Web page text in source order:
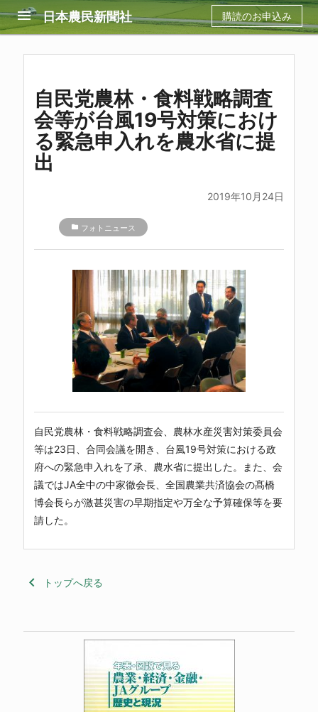
menu 日本農民新聞社 購読のお申込み
自民党農林・食料戦略調査
会等が台風19号対策におけ
る緊急申入れを農水省に提
出
2019年10月24日
folder フォトニュース
自民党農林・食料戦略調査会、農林水産災害対策委員会
等は23日、合同会議を開き、台風19号対策における政
府への緊急申入れを了承、農水省に提出した。また、会
議ではJA全中の中家徹会長、全国農業共済協会の髙橋
博会長らが激甚災害の早期指定や万全な予算確保等を要
請した。
keyboard_arrow_left トップへ戻る